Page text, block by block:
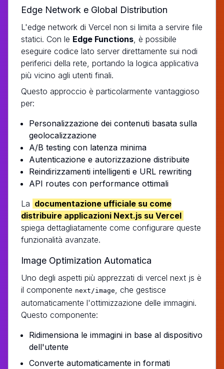
Edge Network e Global Distribution
L'edge network di Vercel non si limita a servire file
statici. Con le Edge Functions , è possibile
eseguire codice lato server direttamente sui nodi
periferici della rete, portando la logica applicativa
più vicino agli utenti finali.
Questo approccio è particolarmente vantaggioso
per:
Personalizzazione dei contenuti basata sulla
geolocalizzazione
A/B testing con latenza minima
Autenticazione e autorizzazione distribuite
Reindirizzamenti intelligenti e URL rewriting
API routes con performance ottimali
La documentazione ufficiale su come
distribuire applicazioni Next.js su Vercel
spiega dettagliatamente come configurare queste
funzionalità avanzate.
Image Optimization Automatica
Uno degli aspetti più apprezzati di vercel next js è
il componente next/image
, che gestisce
automaticamente l'ottimizzazione delle immagini.
Questo componente:
Ridimensiona le immagini in base al dispositivo
dell'utente
Converte automaticamente in formati